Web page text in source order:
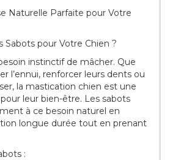
Naturelle Parfaite pour Votre
Sabots pour Votre Chien ?
instinctif de mâcher. Que
l’ennui, renforcer leurs dents ou
la mastication chien est une
leur bien-être. Les sabots
à ce besoin naturel en
longue durée tout en prenant
: